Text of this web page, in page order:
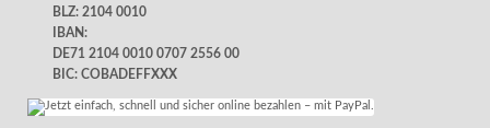
BLZ: 2104 0010
IBAN:
DE71 2104 0010 0707 2556 00
BIC: COBADEFFXXX